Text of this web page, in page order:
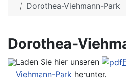
Dorothea-Viehmann-Park
Dorothea-
Laden Sie hier unseren
Viehmann-Park herunter.